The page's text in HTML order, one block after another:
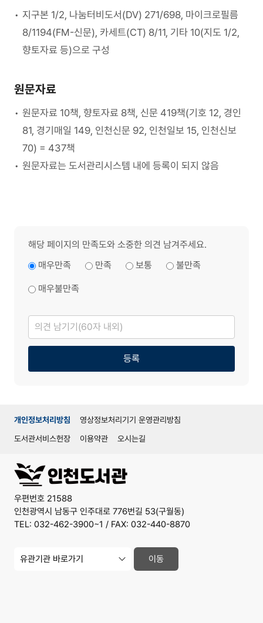
료지구본 1/2, 나눔터비도서(DV) 271/698, 마이크로필름
8/1194(FM-신문), 카세트(CT) 8/11, 기타 10(지도 1/2,
향토자료 등)으로 구성
원문자료
원문자료 10책, 향토자료 8책, 신문 419책(기호 12, 경인
81, 경기매일 149, 인천신문 92, 인천일보 15, 인천신보
70) = 437책
원문자료는 도서관리시스템 내에 등록이 되지 않음
해당 페이지의 만족도와 소중한 의견 남겨주세요.
매우만족
만족 보통 불만족
매우불만족
의
견
남
기
등록
개인정보처리방침
영상정보처리기기 운영관리방침
도서관서비스헌장
이용약관 오시는길
우편번호 21588
인천광역시 남동구 인주대로 776번길 53(구월동)
TEL: 032-462-3900~1 / FAX: 032-440-8870
관
이동